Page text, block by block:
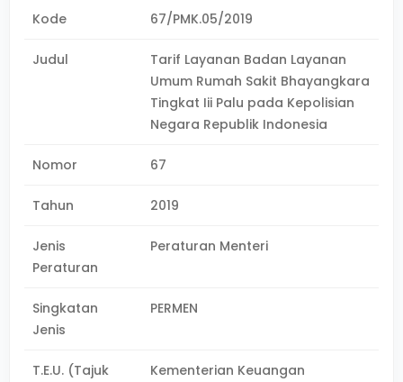
Kode 67/PMK.05/2019
Judul
Tarif Layanan Badan Layanan
Umum Rumah Sakit Bhayangkara
Tingkat Iii Palu pada Kepolisian
Negara Republik Indonesia
Nomor 67
Tahun 2019
Jenis
Peraturan
Peraturan Menteri
Singkatan
Jenis
PERMEN
T.E.U. (Tajuk
Kementerian Keuangan